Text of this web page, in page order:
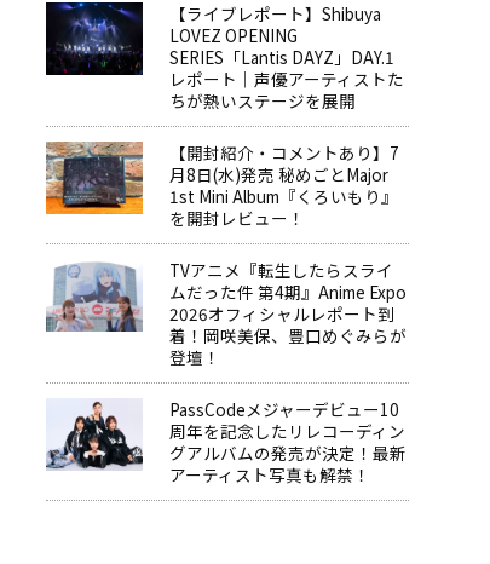
【ライブレポート】Shibuya
LOVEZ OPENING
SERIES「Lantis DAYZ」DAY.1
レポート｜声優アーティストた
ちが熱いステージを展開
【開封紹介・コメントあり】7
月8日(水)発売 秘めごとMajor
1st Mini Album『くろいもり』
を開封レビュー！
TVアニメ『転生したらスライ
ムだった件 第4期』Anime Expo
2026オフィシャルレポート到
着！岡咲美保、豊口めぐみらが
登壇！
PassCodeメジャーデビュー10
周年を記念したリレコーディン
グアルバムの発売が決定！最新
アーティスト写真も解禁！